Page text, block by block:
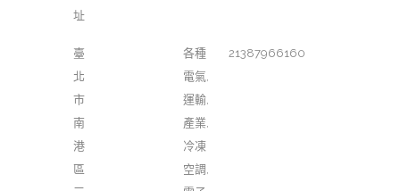
址
臺
北
市
南
港
區
各種
電氣,
運輸,
產業,
冷凍
空調,
21387966160